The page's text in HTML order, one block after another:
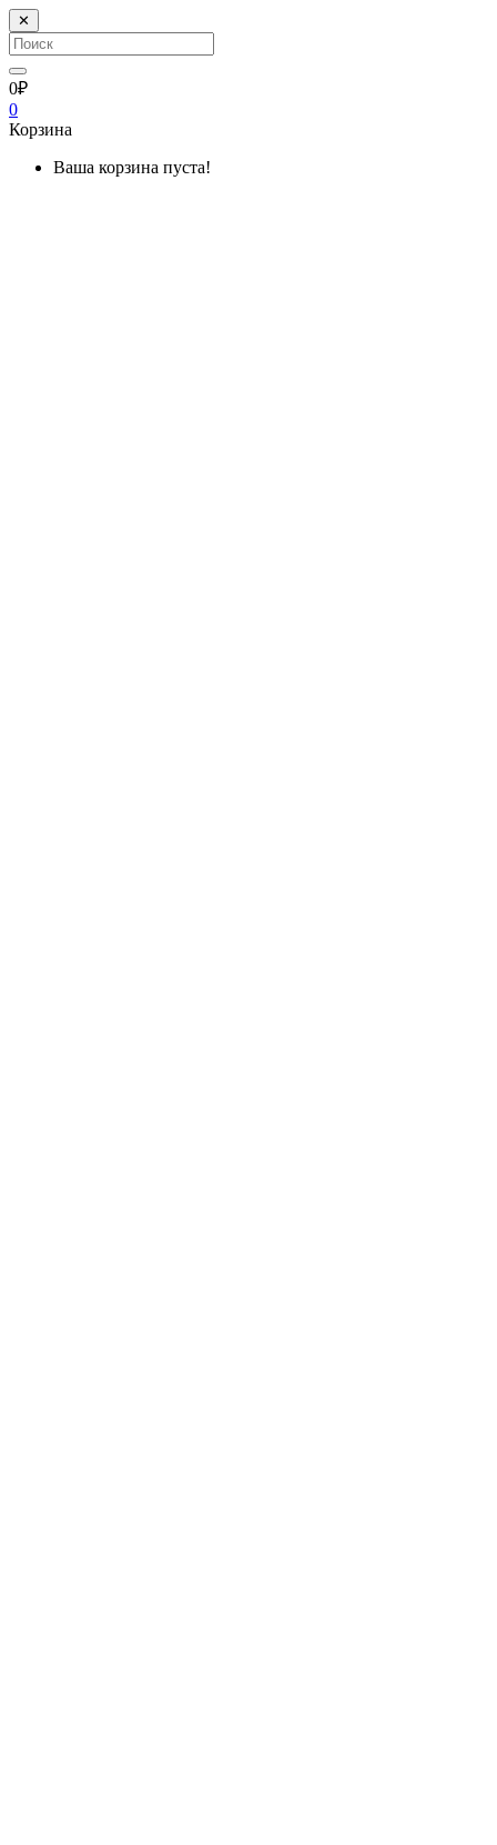
✕
0₽
0
Корзина
Ваша корзина пуста!